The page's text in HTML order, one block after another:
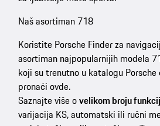
Naš asortiman 718
Koristite Porsche Finder za
asortiman najpopularnijih modela
koji su trenutno u katalogu
pronaći ovde.
Saznajte više ovelikom broju
varijacija KS, automatski ili ručni